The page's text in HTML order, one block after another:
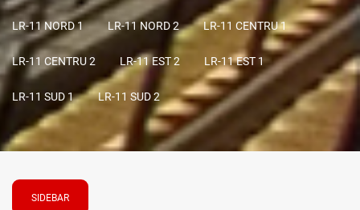
LR-11 NORD 1 LR-11 NORD 2 LR-11 CENTRU 1
LR-11 CENTRU 2 LR-11 EST 2 LR-11 EST 1
LR-11 SUD 1 LR-11 SUD 2
SIDEBAR